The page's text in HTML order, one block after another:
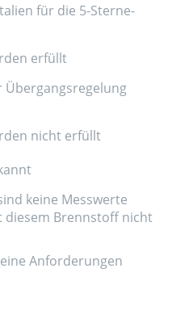
für die 5-Sterne-
erfüllt
nicht erfüllt
keine Messwerte
Brennstoff nicht
Anforderungen